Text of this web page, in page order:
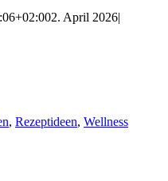
2. April 2026|
, Rezeptideen, Wellness